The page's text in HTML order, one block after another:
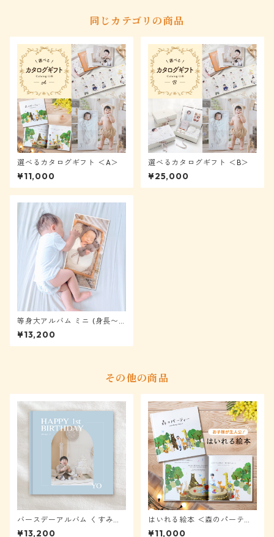
同じカテゴリの商品
選べるカタログギフト ＜A＞
¥11,000
選べるカタログギフト ＜B＞
¥25,000
等身大アルバム ミニ (身長〜6
0cm) ★モニター様表示から4
0%OFF
¥13,200
その他の商品
バースデーアルバム くすみブ
ルー【メール便送料無料】★
¥13,200
はいれる絵本 ＜森のパーティ
ー＞★モニター様表示から2
¥11,000